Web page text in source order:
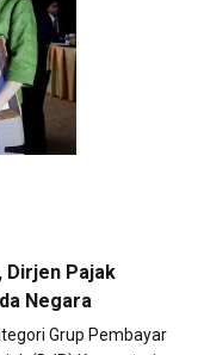
Dirjen Pajak
Negara
Grup Pembayar